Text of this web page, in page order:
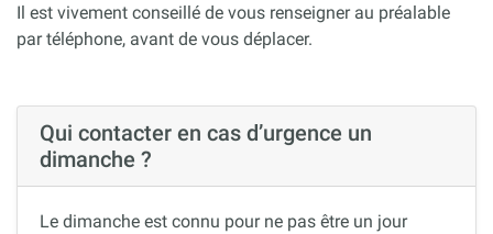
Il est vivement conseillé de vous renseigner au préalable
par téléphone, avant de vous déplacer.
Qui contacter en cas d’urgence un
dimanche ?
Le dimanche est connu pour ne pas être un jour